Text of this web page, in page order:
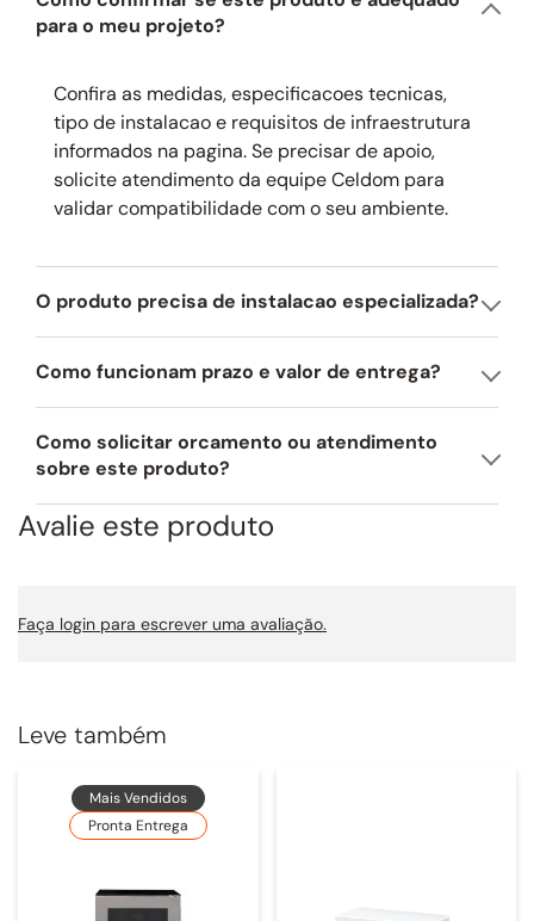
Funcionalidade e Versatilidade:
diversos acessórios opcionais, adaptando-se às diferentes necessidades
Durabilidade e Manutenção:material resistente e de fácil limpeza, com
superfície que auxilia na conservação do produto e mantém o aspecto
sofisticado por mais tempo.
para o meu projeto?
Confira as medidas, especificacoes tecnicas,
tipo de instalacao e requisitos de infraestrutura
informados na pagina. Se precisar de apoio,
solicite atendimento da equipe Celdom para
validar compatibilidade com o seu ambiente.
O produto precisa de instalacao especializada?
Como funcionam prazo e valor de entrega?
Como solicitar orcamento ou atendimento
sobre este produto?
Avalie este produto
Faça login para escrever uma avaliação.
Leve também
Mais Vendidos
Pronta Entrega